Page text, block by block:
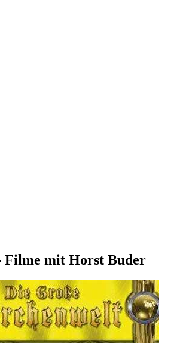
Filme mit Horst Buder